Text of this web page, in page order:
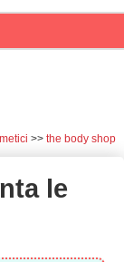
the body shop
le